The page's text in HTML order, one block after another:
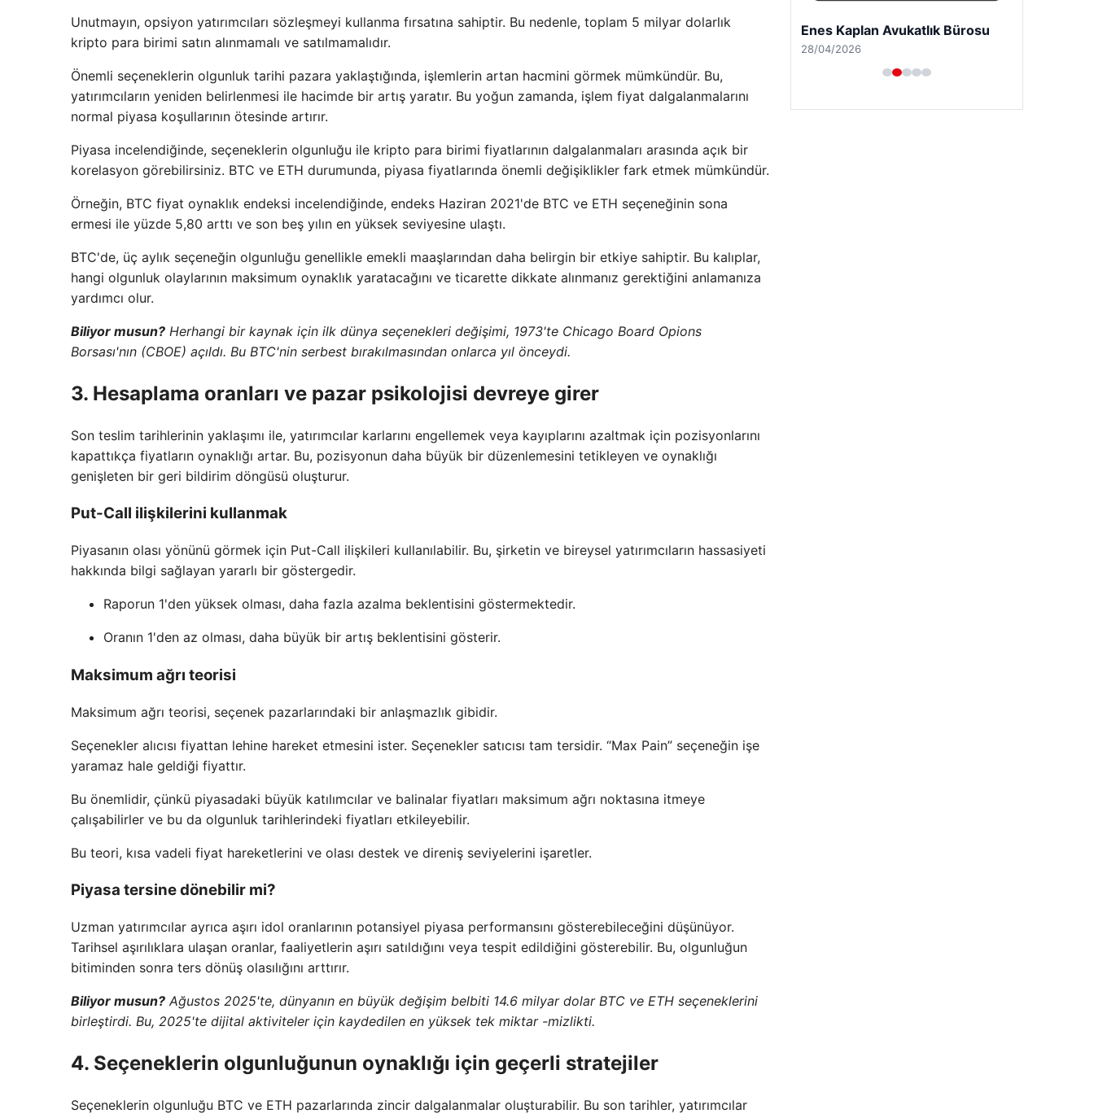
Unutmayın, opsiyon yatırımcıları sözleşmeyi kullanma fırsatına sahiptir. Bu nedenle, toplam 5 milyar dolarlık
kripto para birimi satın alınmamalı ve satılmamalıdır.
Önemli seçeneklerin olgunluk tarihi pazara yaklaştığında, işlemlerin artan hacmini görmek mümkündür. Bu,
yatırımcıların yeniden belirlenmesi ile hacimde bir artış yaratır. Bu yoğun zamanda, işlem fiyat dalgalanmalarını
normal piyasa koşullarının ötesinde artırır.
Piyasa incelendiğinde, seçeneklerin olgunluğu ile kripto para birimi fiyatlarının dalgalanmaları arasında açık bir
korelasyon görebilirsiniz. BTC ve ETH durumunda, piyasa fiyatlarında önemli değişiklikler fark etmek mümkündür.
Örneğin, BTC fiyat oynaklık endeksi incelendiğinde, endeks Haziran 2021'de BTC ve ETH seçeneğinin sona
ermesi ile yüzde 5,80 arttı ve son beş yılın en yüksek seviyesine ulaştı.
BTC'de, üç aylık seçeneğin olgunluğu genellikle emekli maaşlarından daha belirgin bir etkiye sahiptir. Bu kalıplar,
hangi olgunluk olaylarının maksimum oynaklık yaratacağını ve ticarette dikkate alınmanız gerektiğini anlamanıza
yardımcı olur.
Biliyor musun? Herhangi bir kaynak için ilk dünya seçenekleri değişimi, 1973'te Chicago Board Opions
Borsası'nın (CBOE) açıldı. Bu BTC'nin serbest bırakılmasından onlarca yıl önceydi.
3. Hesaplama oranları ve pazar psikolojisi devreye girer
Son teslim tarihlerinin yaklaşımı ile, yatırımcılar karlarını engellemek veya kayıplarını azaltmak için pozisyonlarını
kapattıkça fiyatların oynaklığı artar. Bu, pozisyonun daha büyük bir düzenlemesini tetikleyen ve oynaklığı
genişleten bir geri bildirim döngüsü oluşturur.
Put-Call ilişkilerini kullanmak
Piyasanın olası yönünü görmek için Put-Call ilişkileri kullanılabilir. Bu, şirketin ve bireysel yatırımcıların hassasiyeti
hakkında bilgi sağlayan yararlı bir göstergedir.
Raporun 1'den yüksek olması, daha fazla azalma beklentisini göstermektedir.
Oranın 1'den az olması, daha büyük bir artış beklentisini gösterir.
Maksimum ağrı teorisi
Maksimum ağrı teorisi, seçenek pazarlarındaki bir anlaşmazlık gibidir.
Seçenekler alıcısı fiyattan lehine hareket etmesini ister. Seçenekler satıcısı tam tersidir. “Max Pain” seçeneğin işe
yaramaz hale geldiği fiyattır.
Bu önemlidir, çünkü piyasadaki büyük katılımcılar ve balinalar fiyatları maksimum ağrı noktasına itmeye
çalışabilirler ve bu da olgunluk tarihlerindeki fiyatları etkileyebilir.
Bu teori, kısa vadeli fiyat hareketlerini ve olası destek ve direniş seviyelerini işaretler.
Piyasa tersine dönebilir mi?
Uzman yatırımcılar ayrıca aşırı idol oranlarının potansiyel piyasa performansını gösterebileceğini düşünüyor.
Tarihsel aşırılıklara ulaşan oranlar, faaliyetlerin aşırı satıldığını veya tespit edildiğini gösterebilir. Bu, olgunluğun
bitiminden sonra ters dönüş olasılığını arttırır.
Biliyor musun? Ağustos 2025'te, dünyanın en büyük değişim belbiti 14.6 milyar dolar BTC ve ETH seçeneklerini
birleştirdi. Bu, 2025'te dijital aktiviteler için kaydedilen en yüksek tek miktar -mizlikti.
4. Seçeneklerin olgunluğunun oynaklığı için geçerli stratejiler
Seçeneklerin olgunluğu BTC ve ETH pazarlarında zincir dalgalanmalar oluşturabilir. Bu son tarihler, yatırımcılar
Enes Kaplan Avukatlık Bürosu
28/04/2026